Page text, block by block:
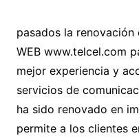
pasados la
WEB www.telcel.com
mejor experiencia y
servicios de
ha sido renovado en
permite a los clientes